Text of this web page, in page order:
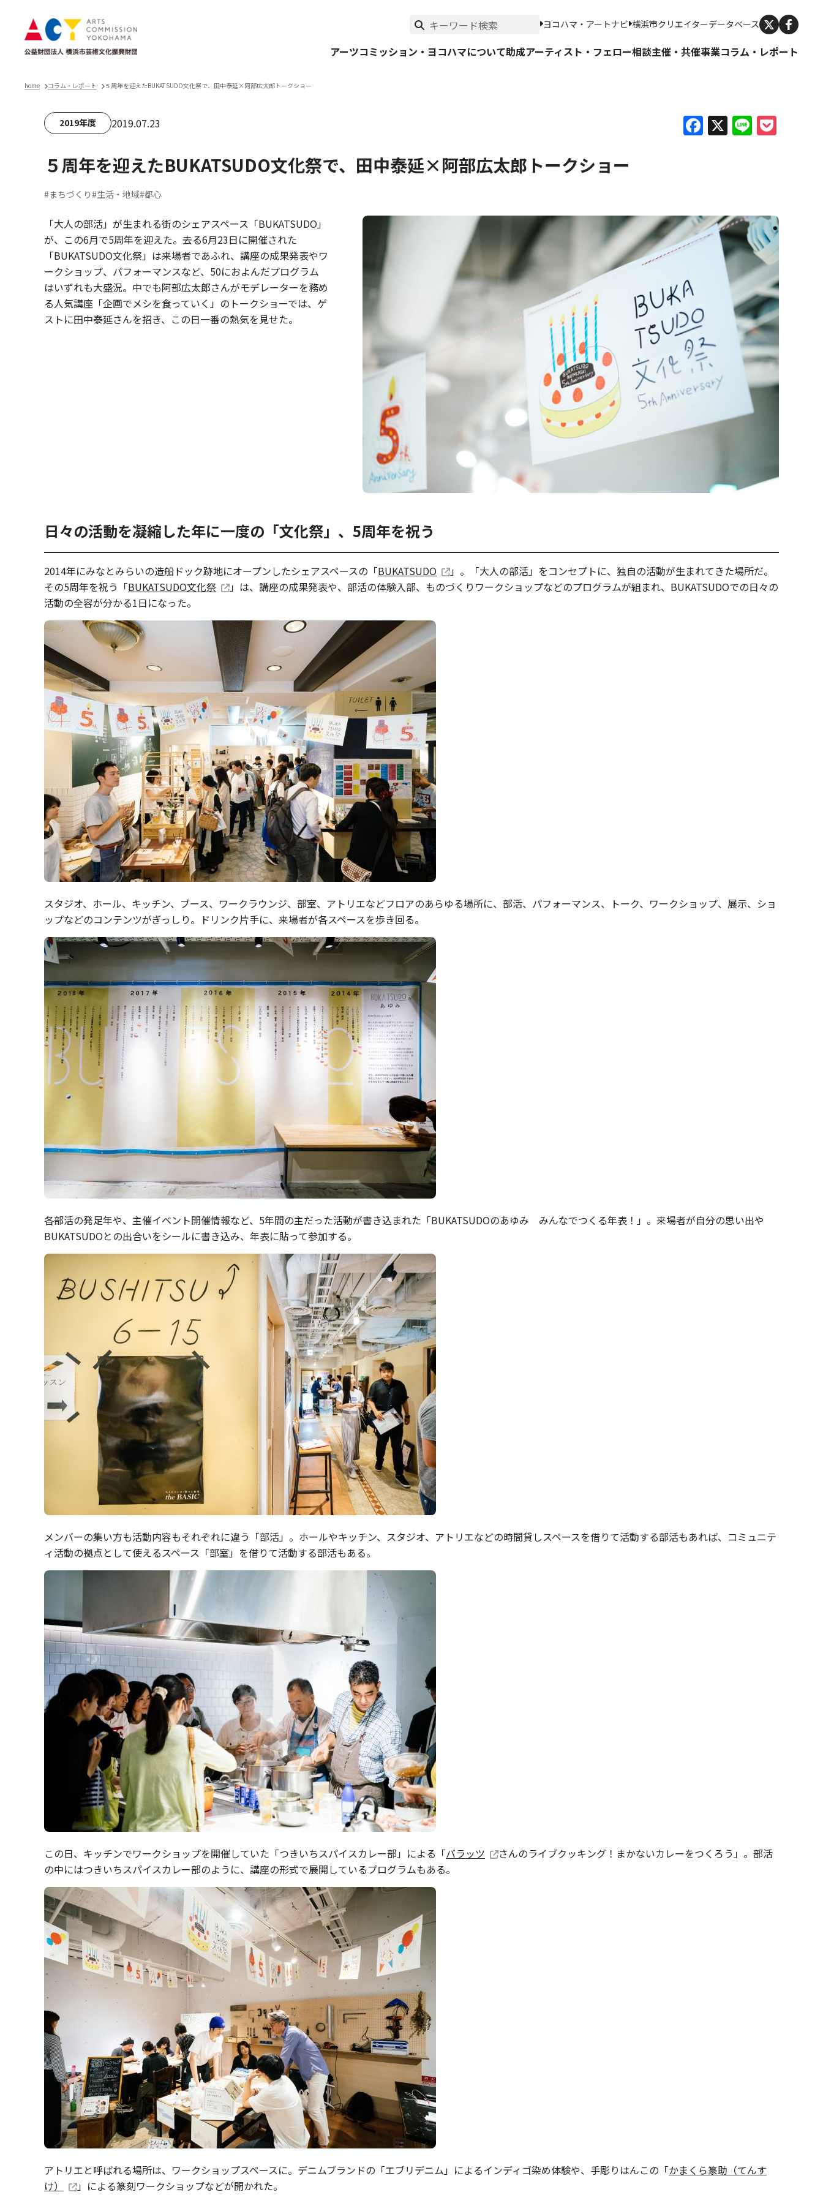
ヨコハマ・アートナビ 横浜市クリエイターデータベース
アーツコミッション・ヨコハマについて助成アーティスト・フェロー相談主催・共催事業コラム・レポート
home コラム・レポート ５周年を迎えたBUKATSUDO文化祭で、田中泰延×阿部広太郎トークショー
2019年度 2019.07.23 Facebook
X Line
５周年を迎えたBUKATSUDO文化祭で、田中泰延×阿部広太郎トークショー
#まちづくり#生活・地域#都心
「大人の部活」が生まれる街のシェアスペース「BUKATSUDO」
が、この6月で5周年を迎えた。去る6月23日に開催された
「BUKATSUDO文化祭」は来場者であふれ、講座の成果発表やワ
ークショップ、パフォーマンスなど、50におよんだプログラム
はいずれも大盛況。中でも阿部広太郎さんがモデレーターを務め
る人気講座「企画でメシを食っていく」のトークショーでは、ゲ
ストに田中泰延さんを招き、この日一番の熱気を見せた。
日々の活動を凝縮した年に一度の「文化祭」、5周年を祝う
2014年にみなとみらいの造船ドック跡地にオープンしたシェアスペースの「BUKATSUDO
」。「大人の部活」をコンセプトに、独自の活動が生まれてきた場所だ。
その5周年を祝う「BUKATSUDO文化祭
」は、講座の成果発表や、部活の体験入部、ものづくりワークショップなどのプログラムが組まれ、BUKATSUDOでの日々の
活動の全容が分かる1日になった。
スタジオ、ホール、キッチン、ブース、ワークラウンジ、部室、アトリエなどフロアのあらゆる場所に、部活、パフォーマンス、トーク、ワークショップ、展示、ショ
ップなどのコンテンツがぎっしり。ドリンク片手に、来場者が各スペースを歩き回る。
各部活の発足年や、主催イベント開催情報など、5年間の主だった活動が書き込まれた「BUKATSUDOのあゆみ みんなでつくる年表！」。来場者が自分の思い出や
BUKATSUDOとの出合いをシールに書き込み、年表に貼って参加する。
メンバーの集い方も活動内容もそれぞれに違う「部活」。ホールやキッチン、スタジオ、アトリエなどの時間貸しスペースを借りて活動する部活もあれば、コミュニテ
ィ活動の拠点として使えるスペース「部室」を借りて活動する部活もある。
この日、キッチンでワークショップを開催していた「つきいちスパイスカレー部」による「バラッツ
さんのライブクッキング！まかないカレーをつくろう」。部活
の中にはつきいちスパイスカレー部のように、講座の形式で展開しているプログラムもある。
アトリエと呼ばれる場所は、ワークショップスペースに。デニムブランドの「エブリデニム」によるインディゴ染め体験や、手彫りはんこの「かまくら篆助（てんす
け）
」による篆刻ワークショップなどが開かれた。